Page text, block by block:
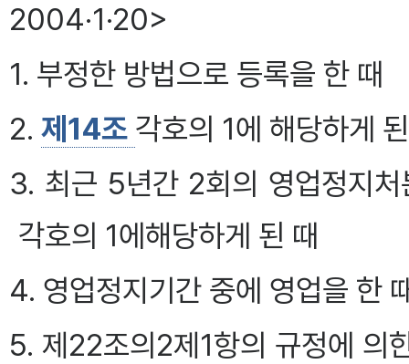
2004·1·20>
1. 부정한 방법으로 등록을 한 때
2. 제14조 각호의 1에 해당하게
3. 최근 5년간 2회의 영업정지
각호의 1에해당하게 된 때
4. 영업정지기간 중에 영업을 한
5. 제22조의2제1항의 규정에 의